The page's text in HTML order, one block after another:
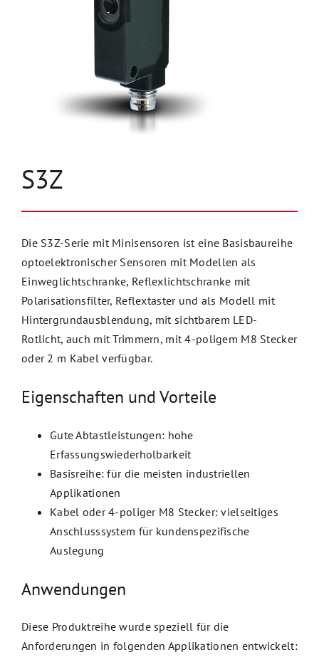
S3Z
Die S3Z-Serie mit Minisensoren ist eine Basisbaureihe
optoelektronischer Sensoren mit Modellen als
Einweglichtschranke, Reflexlichtschranke mit
Polarisationsfilter, Reflextaster und als Modell mit
Hintergrundausblendung, mit sichtbarem LED-
Rotlicht, auch mit Trimmern, mit 4-poligem M8 Stecker
oder 2 m Kabel verfügbar.
Eigenschaften und Vorteile
Gute Abtastleistungen: hohe
Erfassungswiederholbarkeit
Basisreihe: für die meisten industriellen
Applikationen
Kabel oder 4-poliger M8 Stecker: vielseitiges
Anschlusssystem für kundenspezifische
Auslegung
Anwendungen
Diese Produktreihe wurde speziell für die
Anforderungen in folgenden Applikationen entwickelt: